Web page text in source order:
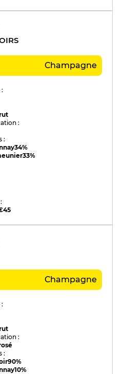
Champagne
:
:
34%
33%
Champagne
:
:
90%
10%